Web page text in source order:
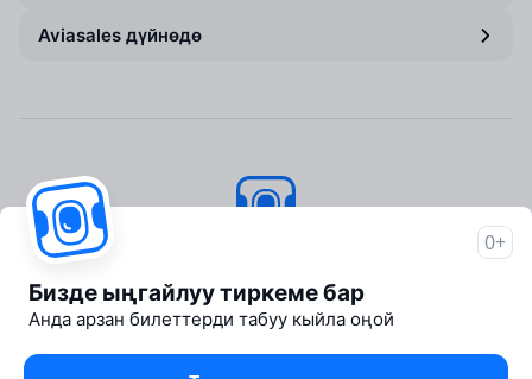
Aviasales дүйнөдө
About Aviasales
Newsroom
Travelpayouts
0+
Бизде ыңгайлуу тиркеме бар
Анда арзан билеттерди табуу кыйла оңой